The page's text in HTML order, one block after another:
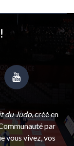
du Judo, créé en
par
vous vivez, vos